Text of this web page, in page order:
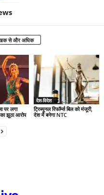
से और अधिक
पर लगा
झूठा आरोप
देश-विदेश
ट्रिब्यूनल रिफॉर्म्स बिल को मंजूरी,
देश में बनेगा NTC